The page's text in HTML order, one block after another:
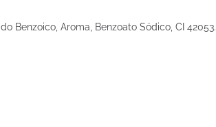
Benzoico, Aroma, Benzoato Sódico, CI 42053.